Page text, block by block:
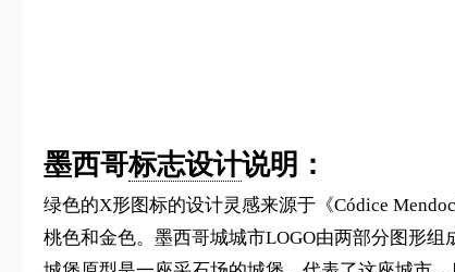
墨西哥标志设计说明：
绿色的X形图标的设计灵感来源于《Códice
桃色和金色。墨西哥城城市LOGO由两部分图形